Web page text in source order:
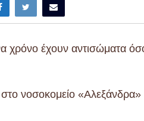
χρόνο έχουν αντισώματα
νοσοκομείο